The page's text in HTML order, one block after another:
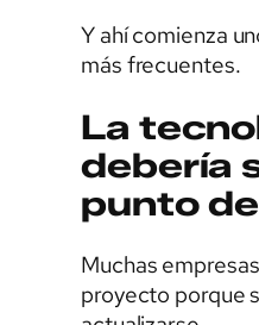
Y ahí comienza
más frecuentes.
La
debería
punto
Muchas
proyecto porque